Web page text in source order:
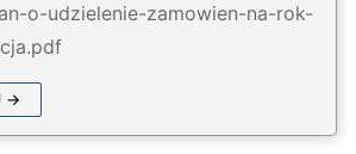
o-udzielenie-zamowien-na-rok-
→